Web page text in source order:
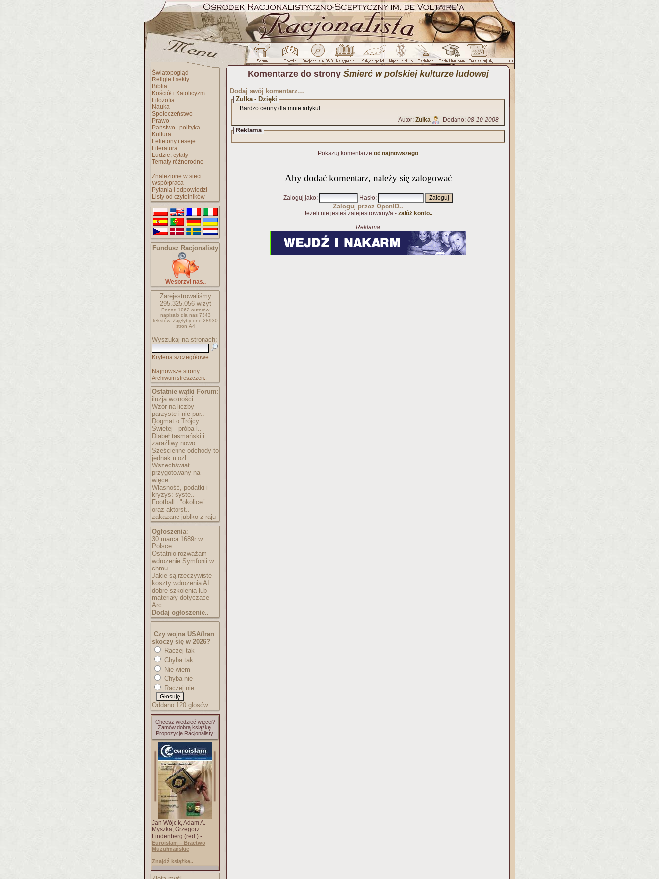
Światopogląd
Religie i sekty
Biblia
Kościół i Katolicyzm
Filozofia
Nauka
Społeczeństwo
Prawo
Państwo i polityka
Kultura
Felietony i eseje
Literatura
Ludzie, cytaty
Tematy różnorodne
Znalezione w sieci
Współpraca
Pytania i odpowiedzi
Listy od czytelników
Fundusz Racjonalisty
Wesprzyj nas..
Zarejestrowaliśmy
295.325.056wizyt
Ponad 1062 autorów
napisało dla nas 7343
tekstów. Zajęłyby one 28930
stron A4
Wyszukaj na stronach:
Kryteria szczegółowe
Najnowsze strony..
Archiwum streszczeń..
Ostatnie wątki Forum:
iluzja wolności
Wzór na liczby
parzyste i nie par..
Dogmat o Trójcy
Świętej - próba l..
Diabeł tasmański i
zaraźliwy nowo..
Sześcienne odchody-to
jednak możl..
Wszechświat
przygotowany na
więce..
Własność, podatki i
kryzys: syste..
Football i "okolice"
oraz aktorst..
zakazane jabłko z raju
Ogłoszenia:
30 marca 1689r w
Polsce
Ostatnio rozważam
wdrożenie Symfonii w
chmu..
Jakie są rzeczywiste
koszty wdrożenia AI
dobre szkolenia lub
materiały dotyczące
Arc..
Dodaj ogłoszenie..
Czy wojna USA/Iran
skoczy się w 2026?
Raczej tak
Chyba tak
Nie wiem
Chyba nie
Raczej nie
Oddano 120 głosów.
Chcesz wiedzieć więcej?
Zamów dobrą książkę.
Propozycje Racjonalisty:
Jan Wójcik, Adam A.
Myszka, Grzegorz
Lindenberg (red.) -
Euroislam – Bractwo
Muzułmańskie
Znajdź książkę..
Komentarze do strony Śmierć w polskiej kulturze ludowej
Dodaj swój komentarz…
Zulka - Dzięki
Bardzo cenny dla mnie artykuł.
Autor: Zulka Dodano: 08-10-2008
Reklama
Pokazuj komentarze od najnowszego
Aby dodać komentarz, należy się zalogować
Zaloguj jako: Hasło:
Zaloguj przez OpenID..
Jeżeli nie jesteś zarejestrowany/a - załóż konto..
Reklama